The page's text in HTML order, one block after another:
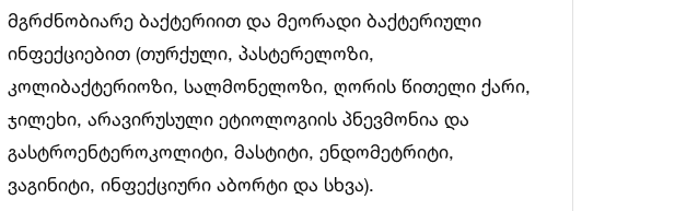
მგრძნობიარე ბაქტერიით და მეორადი ბაქტერიული
ინფექციებით (თურქული, პასტერელოზი,
კოლიბაქტერიოზი, სალმონელოზი, ღორის წითელი ქარი,
ჯილეხი, არავირუსული ეტიოლოგიის პნევმონია და
გასტროენტეროკოლიტი, მასტიტი, ენდომეტრიტი,
ვაგინიტი, ინფექციური აბორტი და სხვა).